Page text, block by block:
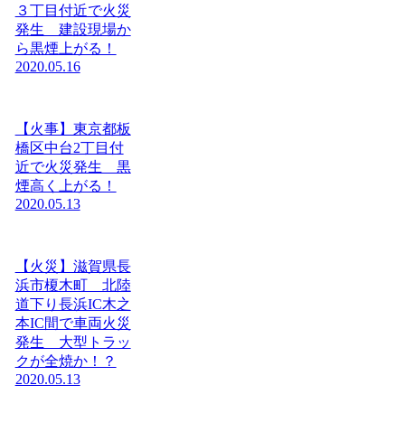
３丁目付近で火災
発生 建設現場か
ら黒煙上がる！
2020.05.16
【火事】東京都板
橋区中台2丁目付
近で火災発生 黒
煙高く上がる！
2020.05.13
【火災】滋賀県長
浜市榎木町 北陸
道下り長浜IC木之
本IC間で車両火災
発生 大型トラッ
クが全焼か！？
2020.05.13